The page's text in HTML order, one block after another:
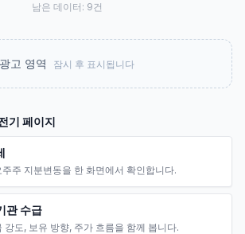
남은 데이터: 9건
광고 영역 잠시 후 표시됩니다
기 페이지
주 지분변동을 한 화면에서 확인합니다.
관 수급
강도, 보유 방향, 주가 흐름을 함께 봅니다.